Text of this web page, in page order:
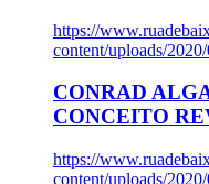
https://
content/uploads/
CONRAD
CONCEITO
https://
content/uploads/